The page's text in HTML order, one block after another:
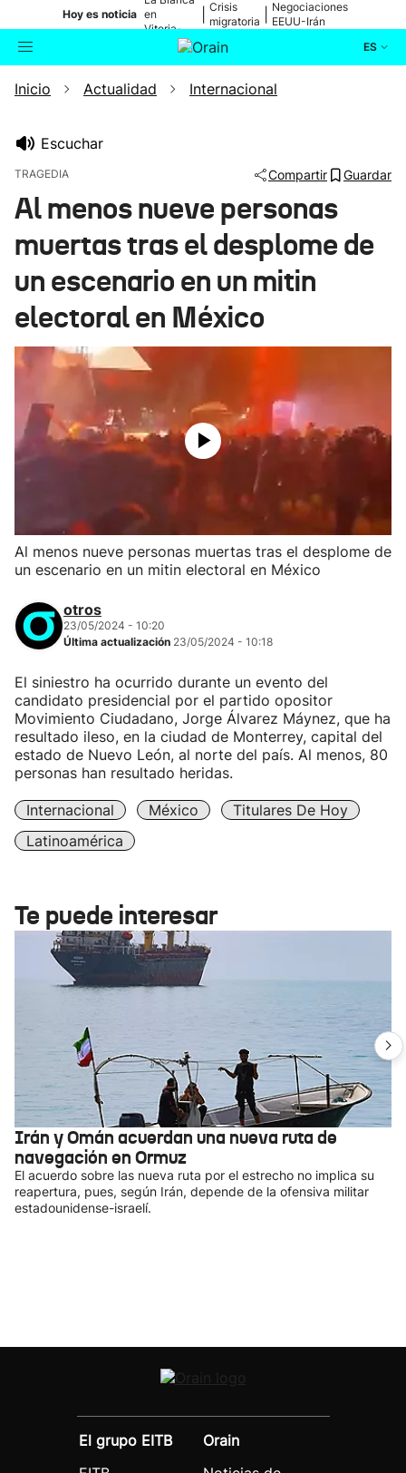
Hoy es noticia en
Vitoria-
Gasteiz
Crisis
migratoria
Negociaciones
EEUU-Irán
ES
Buscador Actualidad
Ikusmiran
Eguraldia
Inicio Actualidad Internacional
Escuchar
TRAGEDIA Compartir Guardar
Al menos nueve personas
muertas tras el desplome de
un escenario en un mitin
electoral en México
Al menos nueve personas muertas tras el desplome de
un escenario en un mitin electoral en México
otros
23/05/2024 - 10:20
Última actualización 23/05/2024 - 10:18
El siniestro ha ocurrido durante un evento del
candidato presidencial por el partido opositor
Movimiento Ciudadano, Jorge Álvarez Máynez, que ha
resultado ileso, en la ciudad de Monterrey, capital del
estado de Nuevo León, al norte del país. Al menos, 80
personas han resultado heridas.
Internacional México
Titulares De Hoy
Latinoamérica
Te puede interesar
Irán y Omán acuerdan una nueva ruta de
navegación en Ormuz
El acuerdo sobre las nueva ruta por el estrecho no implica su
reapertura, pues, según Irán, depende de la ofensiva militar
estadounidense-israelí.
El grupo EITB
Orain